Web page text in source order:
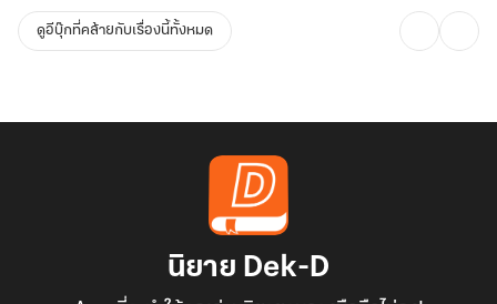
ดูอีบุ๊กที่คล้ายกับเรื่องนี้ทั้งหมด
นิยาย Dek-D